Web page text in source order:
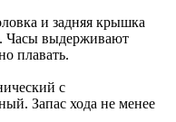
и задняя крышка
Часы выдерживают
плавать.
с
Запас хода не менее